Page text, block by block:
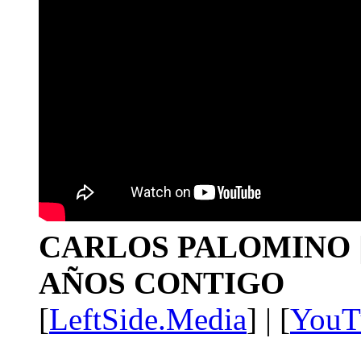
CARLOS PALOMINO
AÑOS CONTIGO
[LeftSide.Media] | [